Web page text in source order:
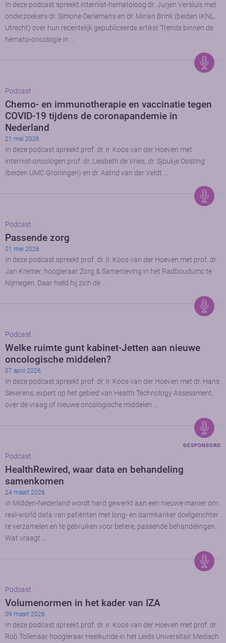
In deze podcast spreekt internist-hematoloog dr. Jurjen Versluis met
onderzoekers dr. Simone Oerlemans en dr. Mirian Brink (beiden IKNL,
Utrecht) over hun recentelijk gepubliceerde artikel ‘Trends binnen de
hemato-oncologie in …
Podcast
Chemo- en immunotherapie en vaccinatie tegen
COVID-19 tijdens de coronapandemie in
Nederland
21 mei 2026
In deze podcast spreekt prof. dr. ir. Koos van der Hoeven met
internist-oncologen prof. dr. Liesbeth de Vries, dr. Sjoukje Oosting
(beiden UMC Groningen) en dr. Astrid van der Veldt …
Podcast
Passende zorg
01 mei 2026
In deze podcast spreekt prof. dr. ir. Koos van der Hoeven met prof. dr.
Jan Kremer, hoogleraar Zorg & Samenleving in het Radboudumc te
Nijmegen. Daar hield hij zich de …
Podcast
Welke ruimte gunt kabinet-Jetten aan nieuwe
oncologische middelen?
07 april 2026
In deze podcast spreekt prof. dr. ir. Koos van der Hoeven met dr. Hans
Severens, expert op het gebied van Health Technology Assessment,
over de vraag of nieuwe oncologische middelen …
GESPONSORD
Podcast
HealthRewired, waar data en behandeling
samenkomen
24 maart 2026
In Midden-Nederland wordt hard gewerkt aan een nieuwe manier om
real-world data van patiënten met long- en darmkanker doelgerichter
te verzamelen en te gebruiken voor betere, passende behandelingen.
Wat vraagt …
Podcast
Volumenormen in het kader van IZA
09 maart 2026
In deze podcast spreekt prof. dr. ir. Koos van der Hoeven met prof. dr.
Rob Tollenaar hoogleraar Heelkunde in het Leids Universitair Medisch